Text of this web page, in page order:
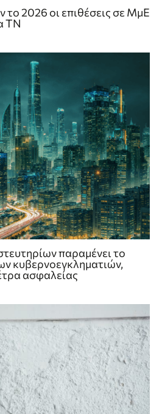
το 2026 οι επιθέσεις σε ΜμΕ
ΤΝ
παραμένει το
κυβερνοεγκληματιών,
ασφαλείας